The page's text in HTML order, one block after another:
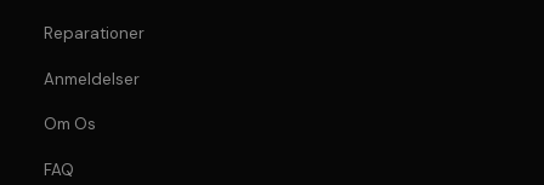
Reparationer
Anmeldelser
Om Os
FAQ